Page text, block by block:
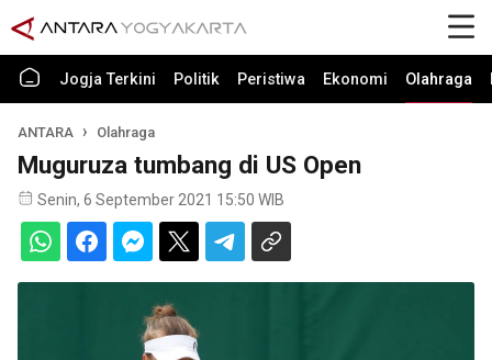
Jogja Terkini Politik Peristiwa Ekonomi Olahraga
ANTARA Olahraga
Muguruza tumbang di US Open
Senin, 6 September 2021 15:50 WIB